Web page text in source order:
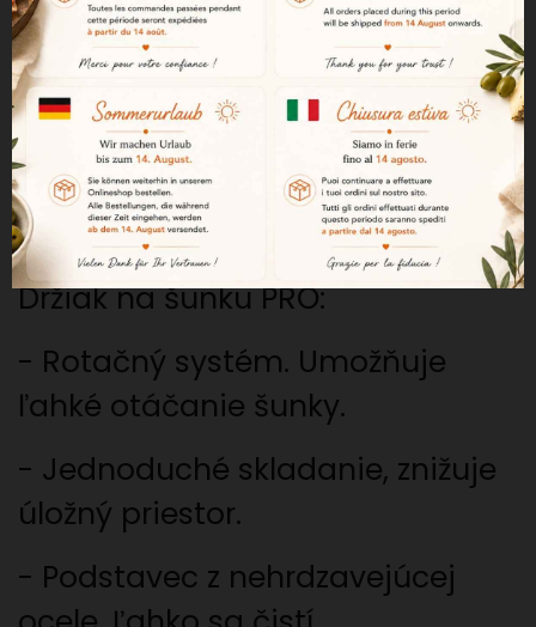
Tento držiak na šunku vám
umožní dokonale nakrájať kúsky
šunky v ideálnej polohe.
Ľahko sa skladuje a ľahko sa
čistí.
Držiak na šunku PRO:
- Rotačný systém. Umožňuje
ľahké otáčanie šunky.
- Jednoduché skladanie, znižuje
úložný priestor.
- Podstavec z nehrdzavejúcej